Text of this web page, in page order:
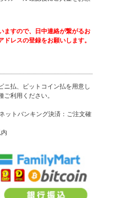
ますので、日中連絡が繋がるお
レスの登録をお願いします。
ニ払、ビットコイン払を用意し
利用ください。
ットバンキング決済：ご注文確